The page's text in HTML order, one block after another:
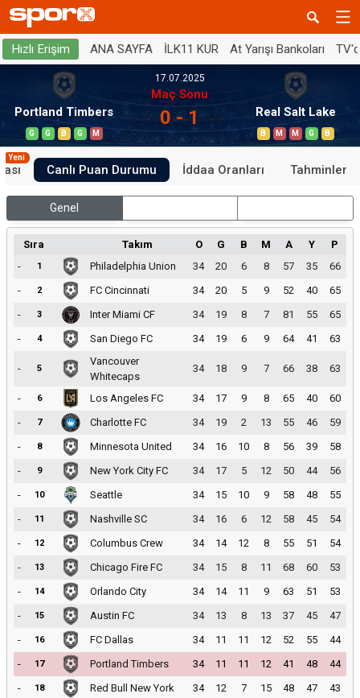
Hızlı Erişim ANA SAYFA İLK11 KUR At Yarışı Bankoları
Portland Timbers
G G B G M
17.07.2025
Maç Sonu
0 - 1 Real Salt Lake
B M M G B
Yeni
Canlı Puan Durumu İddaa Oranları Tahminler
Genel
Sıra Takım O G B M A Y
P
-
1 Philadelphia Union 34 20 6 8 57 35
66
-
2 FC Cincinnati 34 20 5 9 52 40
65
-
3 Inter Miami CF 34 19 8 7 81 55
65
-
4 San Diego FC 34 19 6 9 64 41 63
- 5
Vancouver
Whitecaps
34 18 9 7 66 38 63
- 6 Los Angeles FC 34 17 9 8 65 40
60
-
7 Charlotte FC 34 19 2 13 55 46
59
-
8 Minnesota United 34 16 10 8 56 39
58
-
9 New York City FC 34 17 5 12 50 44
56
-
10 Seattle 34 15 10 9 58 48
55
-
11 Nashville SC 34 16 6 12 58 45
54
-
12 Columbus Crew 34 14 12 8 55 51
54
-
13 Chicago Fire FC 34 15 8 11 68 60
53
-
14 Orlando City 34 14 11 9 63 51
53
-
15 Austin FC 34 13 8 13 37 45
47
-
16 FC Dallas 34 11 11 12 52 55
44
-
17 Portland Timbers 34 11 11 12 41 48
44
-
18 Red Bull New York 34 12 7 15 48 47
43